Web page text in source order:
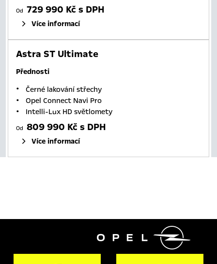
Od 729 990 Kč s DPH
Více informací
Astra ST Ultimate
Přednosti
Černé lakování střechy
Opel Connect Navi Pro
Intelli-Lux HD světlomety
Od 809 990 Kč s DPH
Více informací
